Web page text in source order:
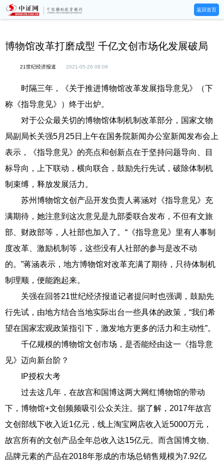
返回首页
博物馆改革打磨成型 千亿文创市场化发展破局
21世纪经济报道 2021-05-26 08:09
时隔三年，《关于推进博物馆改革发展指导意见》（下
称《指导意见》）终于出炉。
对于公众最关切的博物馆体制机制改革部分，国家文物
局副局长关强5月25日上午在国务院新闻办公室新闻发布会上
表示，《指导意见》的亮点和创新点在于坚持问题导向、目
标导向，上下联动，横向联合，鼓励先行先试，破除体制机
制束缚，释放发展活力。
苏州博物馆文创产品开发负责人蒋涵对《指导意见》充
满期待，她注意到这次意见是九部委联合发布，不但有文旅
部、财政部等，人社部也加入了。“《指导意见》里有人事制
度改革、激励机制等，这些没有人社部的参与是改不动
的。”蒋涵表示，地方博物馆对改革充满了期待，只待体制机
制理顺，便能跑起来。
关强在回答21世纪经济报道记者提问时也强调，鼓励先
行先试，由地方结合当地实际出台一些具体的政策，“我们希
望在国家宏观政策指引下，激发地方更多的活力和主动性”。
千亿规模的博物馆文创市场，是否能经由这一《指导意
见》迈向新台阶？
IP授权大考
过去这几年，在故宫和国博这两大网红博物馆的带动
下，博物馆+文创频频吸引公众关注。据了解，2017年故宫
文创部线下收入近1亿元，线上淘宝网店收入近5000万元，
故宫所有的文创产品全年总收入达15亿元。而含国博文物、
品牌元素的产品在2018年形成的市场总销售规模为7.92亿